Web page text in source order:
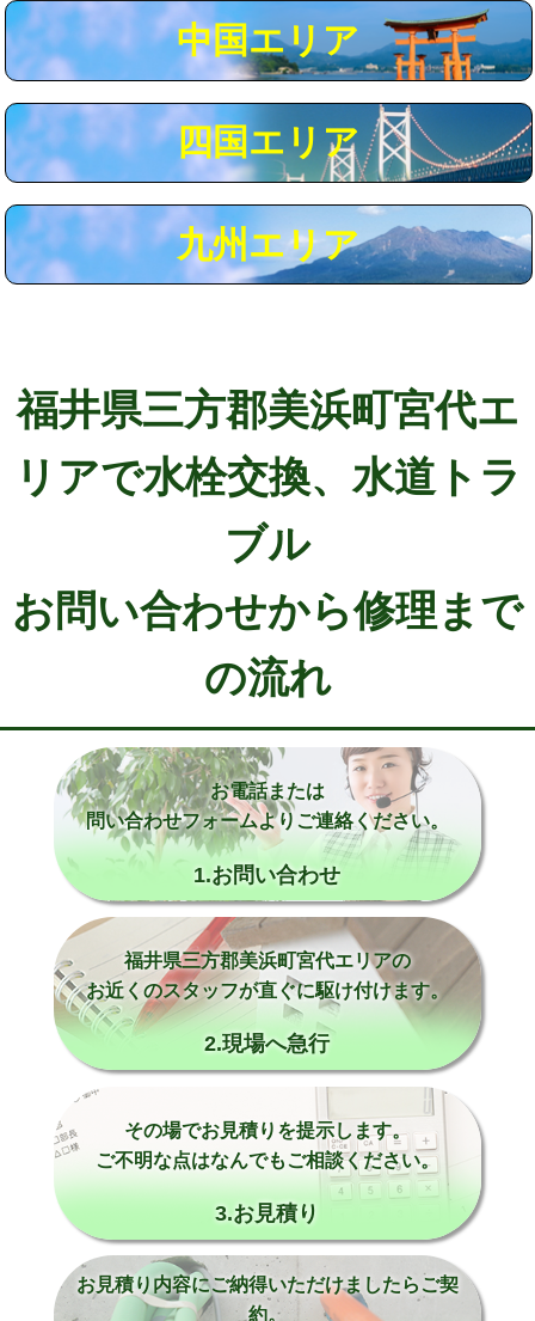
現場見積
※給水管工事は20mmまでの価格です。
中国エリア
四国エリア
九州エリア
福井県三方郡美浜町宮代エ
リアで水栓交換、水道トラ
ブル
お問い合わせから修理まで
の流れ
お電話または
問い合わせフォームよりご連絡ください。
1.お問い合わせ
福井県三方郡美浜町宮代エリアの
お近くのスタッフが直ぐに駆け付けます。
2.現場へ急行
その場でお見積りを提示します。
ご不明な点はなんでもご相談ください。
3.お見積り
お見積り内容にご納得いただけましたらご契
約。